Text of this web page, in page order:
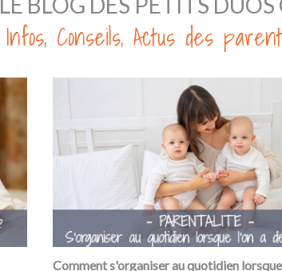
Infos, Conseils, Actus des
Comment s'organiser au quotidien